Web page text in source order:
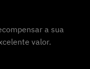
a sua
valor.